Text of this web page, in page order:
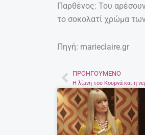
Παρθένος: Του αρέσουν
το σοκολατί χρώμα
Πηγή: marieclaire.gr
Prev
ΠΡΟΗΓΟΎΜΕΝΟ
Η λίμνη του Κουρνά και η